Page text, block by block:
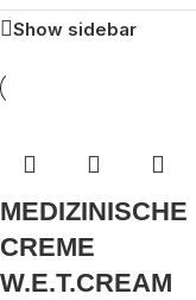
Show sidebar
MEDIZINISCHE
CREME
W.E.T.CREAM